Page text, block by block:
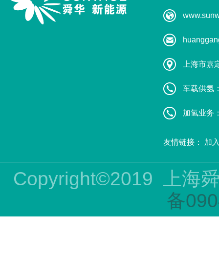
上海市嘉
车载供氢
加氢业务
友情链接： 加
Copyright©2019
上海
备